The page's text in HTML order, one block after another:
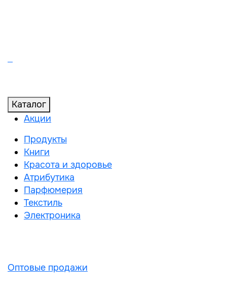
Каталог
Акции
Продукты
Книги
Красота и здоровье
Атрибутика
Парфюмерия
Текстиль
Электроника
Оптовые продажи